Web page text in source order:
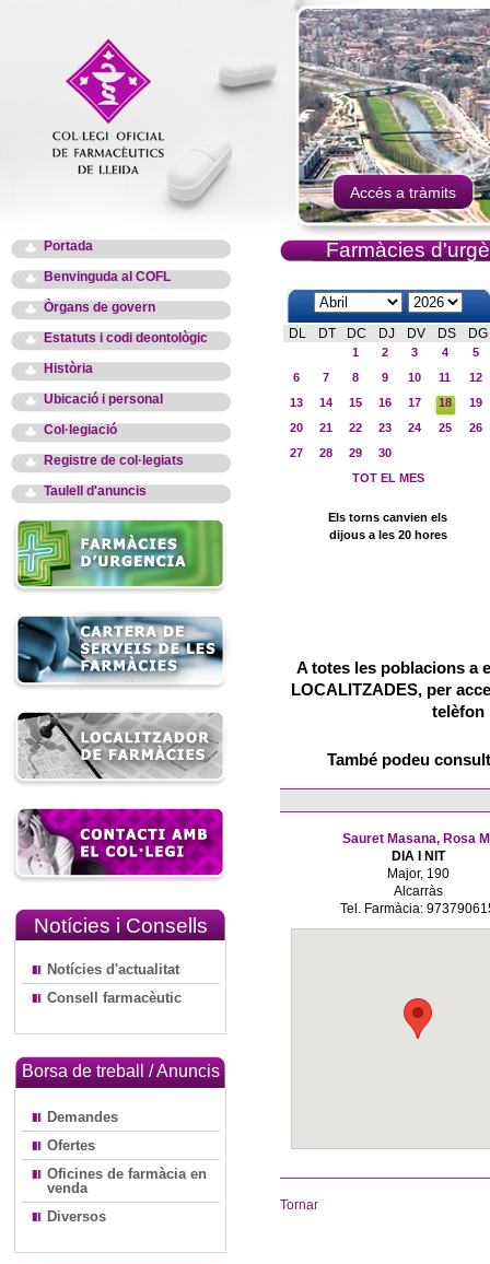
Accés a tràmits
Portada
Benvinguda al COFL
Òrgans de govern
Estatuts i codi deontològic
Història
Ubicació i personal
Col·legiació
Registre de col·legiats
Taulell d'anuncis
Notícies i Consells
Notícies d'actualitat
Consell farmacèutic
Borsa de treball / Anuncis
Demandes
Ofertes
Oficines de farmàcia en
venda
Diversos
Farmàcies
DL DT DC DJ DV DS DG
1 2 3 4
5
6
7 8 9 10 11
12
13
14 15 16 17 18
19
20
21 22 23 24 25
26
27
28 29
30
TOT EL MES
Els torns canvien els
dijous a les 20 hores
A totes les poblacions a
LOCALITZADES, per
telèfon
També podeu
Sauret Masana, Rosa
DIA I NIT
Major, 190
Alcarràs
Tel. Farmàcia:
Tornar